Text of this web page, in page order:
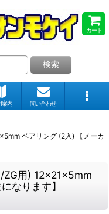
カート
検索
案内 問い合わせ
ベアリング (2入) 【メーカ
ZG用) 12x21x5mm
なります】